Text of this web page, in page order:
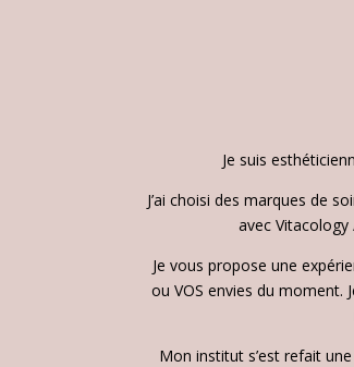
Je suis
J’ai choisi des marques de
avec
Je vous propose une
ou VOS envies du moment.
Mon institut s’est refait